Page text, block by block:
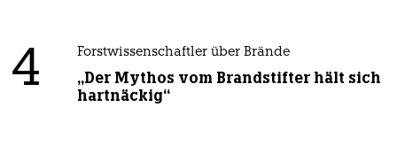
4 Forstwissenschaftler über Brände
„Der Mythos vom Brandstifter hält sich
hartnäckig“